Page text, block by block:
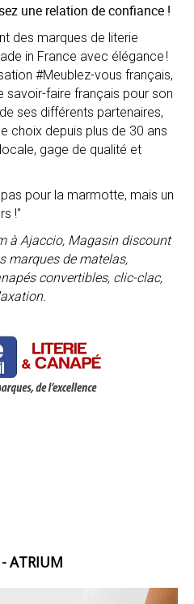
une relation de confiance !
des marques de literie
in France avec élégance !
#Meublez-vous français,
savoir-faire français pour son
ses différents partenaires,
choix depuis plus de 30 ans
gage de qualité et
pour la marmotte, mais un
!"
à Ajaccio, Magasin discount
marques de matelas,
convertibles, clic-clac,
ATRIUM